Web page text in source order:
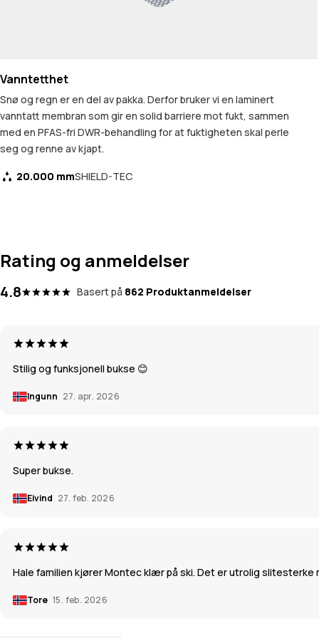
Vanntetthet
Snø og regn er en del av pakka. Derfor bruker vi en laminert
vanntatt membran som gir en solid barriere mot fukt, sammen
med en PFAS-fri DWR-behandling for at fuktigheten skal perle
seg og renne av kjapt.
20.000 mmSHIELD-TEC
Rating og anmeldelser
4.8 Basert på 862 Produktanmeldelser
Stilig og funksjonell bukse 😊
Ingunn 27. apr. 2026
Super bukse.
Eivind 27. feb. 2026
Hale familien kjører Montec klær på ski. Det er utrolig slitesterke
Tore 15. feb. 2026